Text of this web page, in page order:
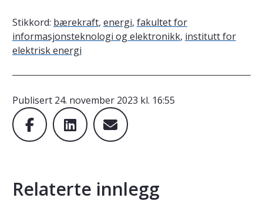
Stikkord: bærekraft, energi, fakultet for
informasjonsteknologi og elektronikk, institutt for
elektrisk energi
Publisert 24. november 2023 kl. 16:55
Relaterte innlegg